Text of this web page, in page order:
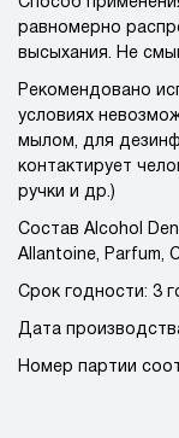
Способ
равномерно
высыхания. Не
Рекомендовано
условиях
мылом, для
контактирует
ручки и др.)
Состав Alcohol
Allantoine, Parfum,
Срок годности: 3
Дата
Номер партии